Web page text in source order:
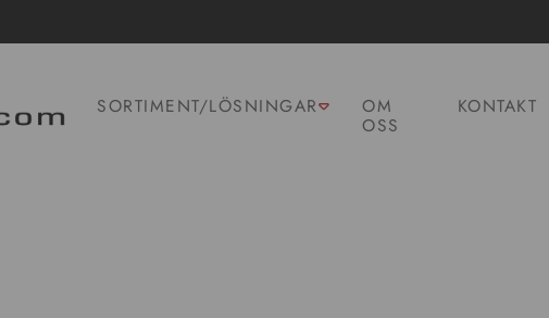
SORTIMENT/LÖSNINGAR OM
OSS
KONTAKT